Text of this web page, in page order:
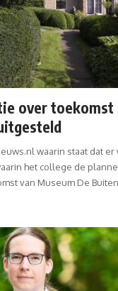
over toekomst
waarin staat dat
het college de
van Museum De